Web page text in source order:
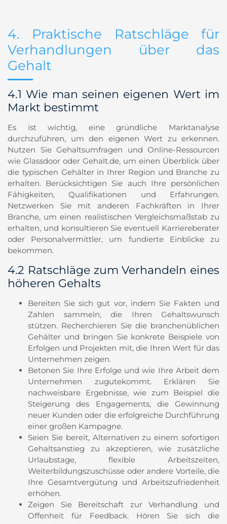
4. Praktische Ratschläge für
Verhandlungen über das
Gehalt
4.1 Wie man seinen eigenen Wert im
Markt bestimmt
Es ist wichtig, eine gründliche Marktanalyse
durchzuführen, um den eigenen Wert zu erkennen.
Nutzen Sie Gehaltsumfragen und Online-Ressourcen
wie Glassdoor oder Gehalt.de, um einen Überblick über
die typischen Gehälter in Ihrer Region und Branche zu
erhalten. Berücksichtigen Sie auch Ihre persönlichen
Fähigkeiten, Qualifikationen und Erfahrungen.
Netzwerken Sie mit anderen Fachkräften in Ihrer
Branche, um einen realistischen Vergleichsmaßstab zu
erhalten, und konsultieren Sie eventuell Karriereberater
oder Personalvermittler, um fundierte Einblicke zu
bekommen.
4.2 Ratschläge zum Verhandeln eines
höheren Gehalts
Bereiten Sie sich gut vor, indem Sie Fakten und
Zahlen sammeln, die Ihren Gehaltswunsch
stützen. Recherchieren Sie die branchenüblichen
Gehälter und bringen Sie konkrete Beispiele von
Erfolgen und Projekten mit, die Ihren Wert für das
Unternehmen zeigen.
Betonen Sie Ihre Erfolge und wie Ihre Arbeit dem
Unternehmen zugutekommt. Erklären Sie
nachweisbare Ergebnisse, wie zum Beispiel die
Steigerung des Engagements, die Gewinnung
neuer Kunden oder die erfolgreiche Durchführung
einer großen Kampagne.
Seien Sie bereit, Alternativen zu einem sofortigen
Gehaltsanstieg zu akzeptieren, wie zusätzliche
Urlaubstage, flexible Arbeitszeiten,
Weiterbildungszuschüsse oder andere Vorteile, die
Ihre Gesamtvergütung und Arbeitszufriedenheit
erhöhen.
Zeigen Sie Bereitschaft zur Verhandlung und
Offenheit für Feedback. Hören Sie sich die